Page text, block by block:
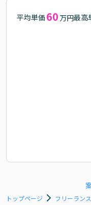
平均単価 60 万円最高
トップページ
フリーラン